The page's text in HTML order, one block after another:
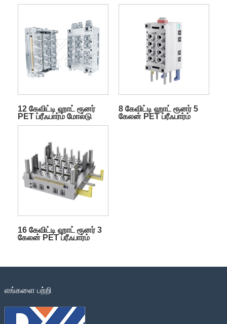
12 கேவிட்டி ஹாட் ரூனர்
PET ப்ரீஃபார்ம் மோல்டு
8 கேவிட்டி ஹாட் ரூனர் 5
கேலன் PET ப்ரீஃபார்ம்
16 கேவிட்டி ஹாட் ரூனர் 3
கேலன் PET ப்ரீஃபார்ம்
எங்களை பற்றி